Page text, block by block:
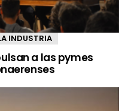
INDUSTRIA
a las pymes